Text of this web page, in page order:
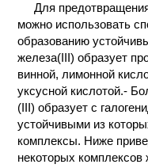
ФАКТОРЫ
МЕТОДЫ
ПРАКТИЧЕСКОЙ
ХИМИИ
ХИМИЯ НА
ПРОИЗВОДСТВЕ
И ХИМИЧЕСКАЯ
Для
можно использовать
образованию
железа(III) образует
винной, лимонной
уксусной кислотой.-
(III) образует с
устойчивыми из
комплексы. Ниже
некоторых комплексов